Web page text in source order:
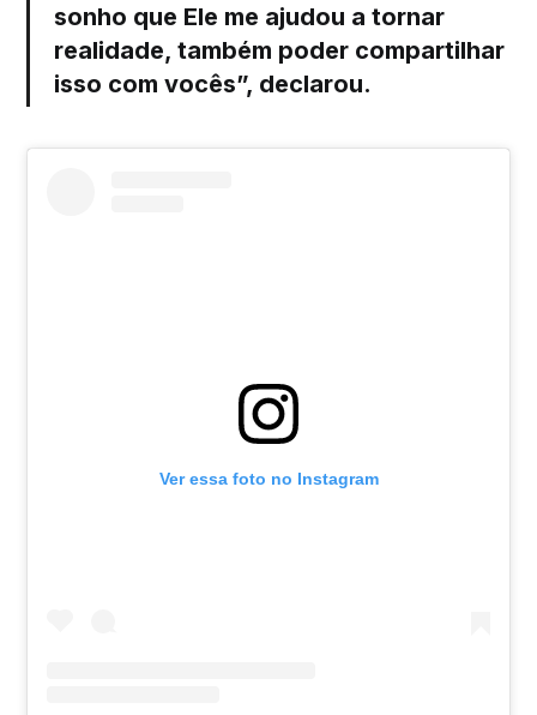
sonho que Ele me ajudou a tornar
realidade, também poder compartilhar
isso com vocês”, declarou.
Ver essa foto no Instagram